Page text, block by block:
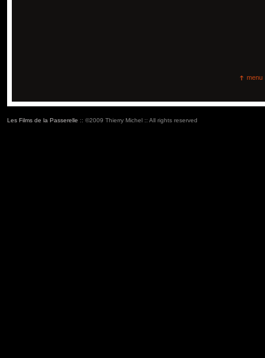
menu
Les Films de la Passerelle :: ©2009 Thierry Michel :: All rights reserved